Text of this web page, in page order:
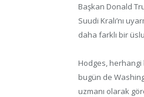
Başkan Donald
Suudi Kralı’nı
daha farklı bir
Hodges, herhangi
bugün de
uzmanı olarak